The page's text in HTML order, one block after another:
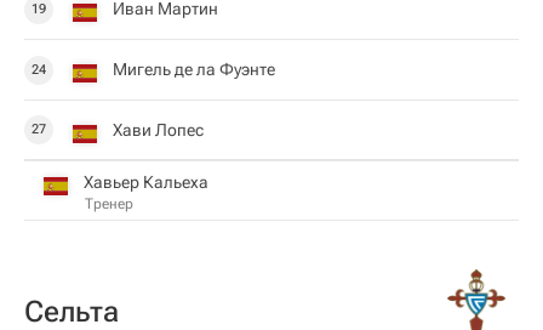
19 Иван Мартин
24 Мигель де ла Фуэнте
27 Хави Лопес
Хавьер Кальеха
Тренер
Сельта